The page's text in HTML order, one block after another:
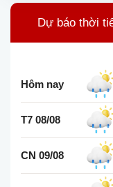
Dự báo thời
Hôm nay
T7 08/08
CN 09/08